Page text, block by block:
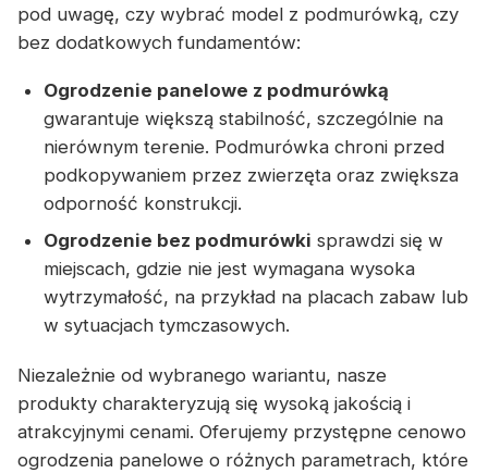
pod uwagę, czy wybrać model z podmurówką, czy
bez dodatkowych fundamentów:
Ogrodzenie panelowe z podmurówką
gwarantuje większą stabilność, szczególnie na
nierównym terenie. Podmurówka chroni przed
podkopywaniem przez zwierzęta oraz zwiększa
odporność konstrukcji.
Ogrodzenie bez podmurówki sprawdzi się w
miejscach, gdzie nie jest wymagana wysoka
wytrzymałość, na przykład na placach zabaw lub
w sytuacjach tymczasowych.
Niezależnie od wybranego wariantu, nasze
produkty charakteryzują się wysoką jakością i
atrakcyjnymi cenami. Oferujemy przystępne cenowo
ogrodzenia panelowe o różnych parametrach, które